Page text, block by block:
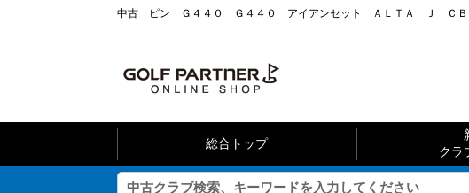
中古 ピン Ｇ４４０ Ｇ４４０ アイアンセット ＡＬＴＡ Ｊ ＣＢ
総合トップ
クラ